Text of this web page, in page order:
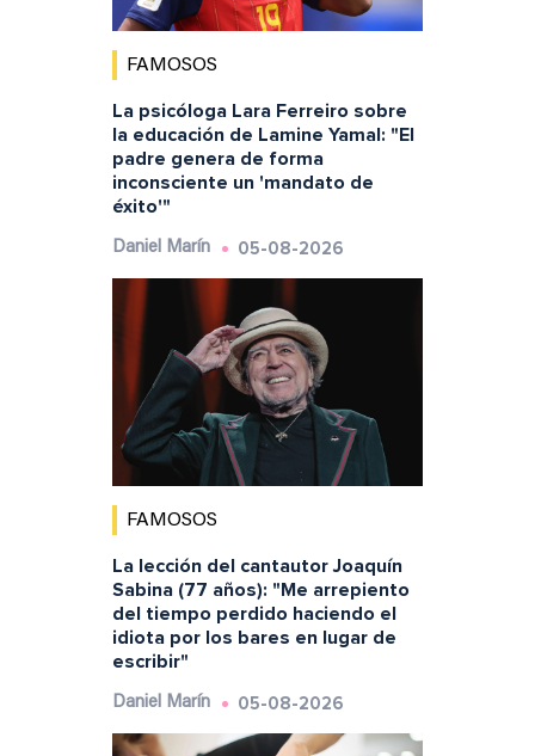
FAMOSOS
La psicóloga Lara Ferreiro sobre
la educación de Lamine Yamal: "El
padre genera de forma
inconsciente un 'mandato de
éxito'"
Daniel Marín 05-08-2026
FAMOSOS
La lección del cantautor Joaquín
Sabina (77 años): "Me arrepiento
del tiempo perdido haciendo el
idiota por los bares en lugar de
escribir"
Daniel Marín 05-08-2026